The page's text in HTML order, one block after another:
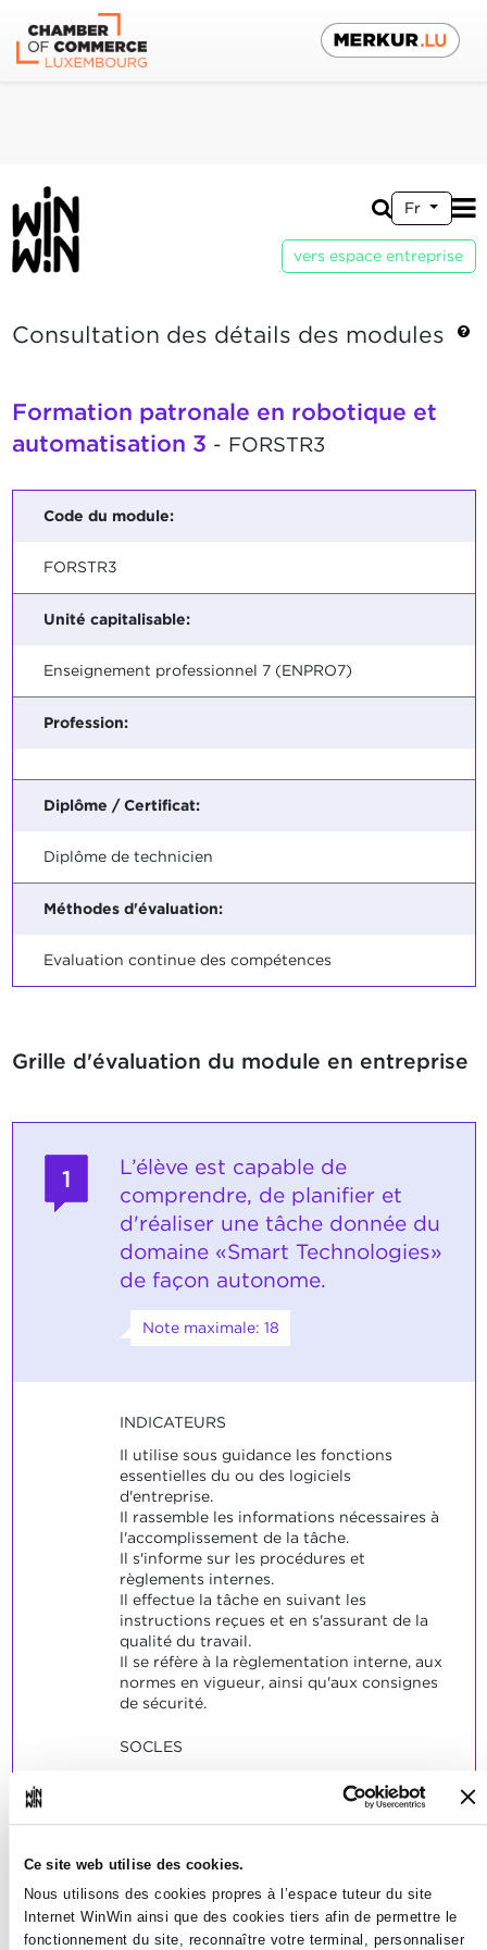
Ce site web utilise des cookies.
Nous utilisons des cookies propres à l’espace tuteur du site
Internet WinWin ainsi que des cookies tiers afin de permettre le
fonctionnement du site, reconnaître votre terminal, personnaliser
Fr
vers espace entreprise
Consultation des détails des modules
Formation patronale en robotique et
automatisation 3 - FORSTR3
Code du module:
FORSTR3
Unité capitalisable:
Enseignement professionnel 7 (ENPRO7)
Profession:
Diplôme / Certificat:
Diplôme de technicien
Méthodes d'évaluation:
Evaluation continue des compétences
Grille d'évaluation du module en entreprise
1
L’élève est capable de
comprendre, de planifier et
d'réaliser une tâche donnée du
domaine «Smart Technologies»
de façon autonome.
Note maximale: 18
INDICATEURS
Il utilise sous guidance les fonctions
essentielles du ou des logiciels
d'entreprise.
Il rassemble les informations nécessaires à
l'accomplissement de la tâche.
Il s'informe sur les procédures et
règlements internes.
Il effectue la tâche en suivant les
instructions reçues et en s'assurant de la
qualité du travail.
Il se réfère à la règlementation interne, aux
normes en vigueur, ainsi qu'aux consignes
de sécurité.
SOCLES
les problèmes typiques relatifs aux